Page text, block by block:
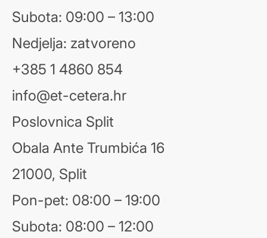
Subota: 09:00 – 13:00
Nedjelja: zatvoreno
+385 1 4860 854
info@et-cetera.hr
Poslovnica Split
Obala Ante Trumbića 16
21000, Split
Pon-pet: 08:00 – 19:00
Subota: 08:00 – 12:00